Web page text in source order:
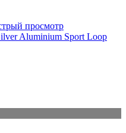
просмотр
Aluminium Sport Loop